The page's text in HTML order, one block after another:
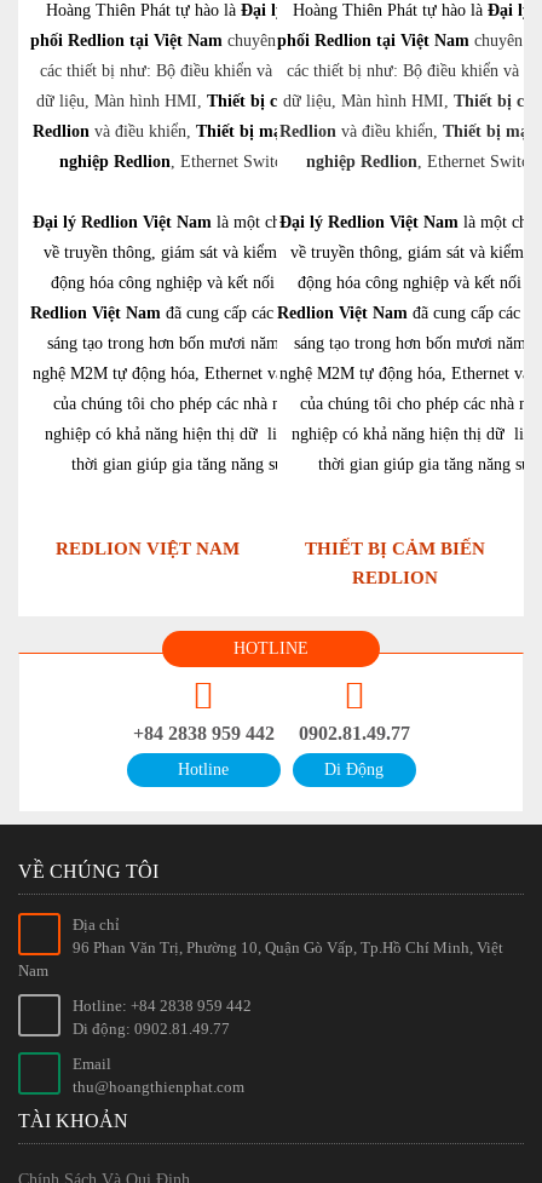
Hoàng Thiên Phát tự hào là Đại lý phân
phối Redlion tại Việt Nam chuyên cung cấp
các thiết bị như: Bộ điều khiển và thu thập
dữ liệu, Màn hình HMI, Thiết bị cảm biến
Redlion và điều khiển, Thiết bị mạng công
nghiệp Redlion, Ethernet Switch….
Đại lý Redlion Việt Nam là một chuyên gia
về truyền thông, giám sát và kiểm soát tự
động hóa công nghiệp và kết nối mạng.
Redlion Việt Nam đã cung cấp các giải pháp
sáng tạo trong hơn bốn mươi năm. Công
nghệ M2M tự động hóa, Ethernet và di động
của chúng tôi cho phép các nhà máy xí
nghiệp có khả năng hiện thị dữ liệu theo
thời gian giúp gia tăng năng suất.
REDLION VIỆT NAM
Hoàng Thiên Phát tự hào là Đại lý
phối Redlion tại Việt Nam chuyên
các thiết bị như: Bộ điều khiển và
dữ liệu, Màn hình HMI, Thiết bị
Redlion và điều khiển, Thiết bị
nghiệp Redlion, Ethernet
Đại lý Redlion Việt Nam là một
về truyền thông, giám sát và kiểm
động hóa công nghiệp và kết nối
Redlion Việt Nam đã cung cấp các
sáng tạo trong hơn bốn mươi năm.
nghệ M2M tự động hóa, Ethernet và
của chúng tôi cho phép các nhà
nghiệp có khả năng hiện thị dữ liệu
thời gian giúp gia tăng năng
THIẾT BỊ CẢM BIẾN
REDLION
HOTLINE
+84 2838 959 442
Hotline
0902.81.49.77
Di Động
VỀ CHÚNG TÔI
Địa chỉ
96 Phan Văn Trị, Phường 10, Quận Gò Vấp, Tp.Hồ Chí Minh, Việt
Nam
Hotline: +84 2838 959 442
Di động: 0902.81.49.77
Email
thu@hoangthienphat.com
TÀI KHOẢN